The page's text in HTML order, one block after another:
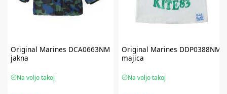
Original Marines DCA0663NM
jakna
Na voljo takoj
Original Marines DDP0388NM
majica
Na voljo takoj